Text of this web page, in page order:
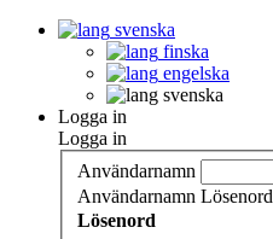
svenska
finska
engelska
svenska
Logga in
Logga in
Användarnamn
Användarnamn Lösenord
Lösenord